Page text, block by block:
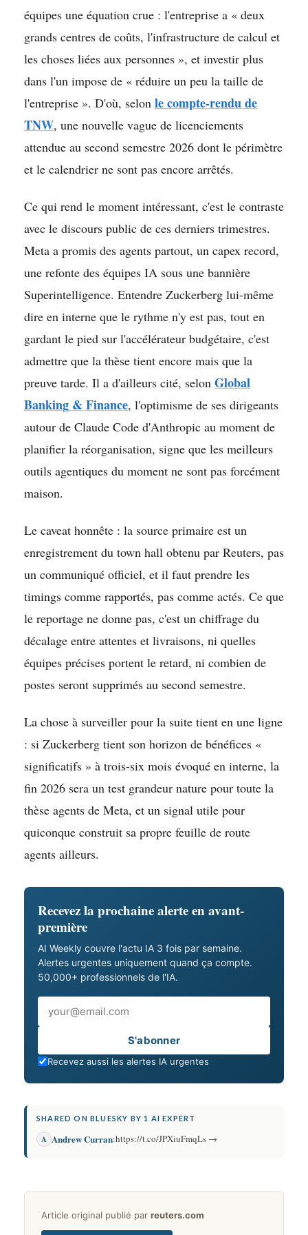
équipes une équation crue : l'entreprise a « deux
grands centres de coûts, l'infrastructure de calcul et
les choses liées aux personnes », et investir plus
dans l'un impose de « réduire un peu la taille de
l'entreprise ». D'où, selon le compte-rendu de
TNW, une nouvelle vague de licenciements
attendue au second semestre 2026 dont le périmètre
et le calendrier ne sont pas encore arrêtés.
Ce qui rend le moment intéressant, c'est le contraste
avec le discours public de ces derniers trimestres.
Meta a promis des agents partout, un capex record,
une refonte des équipes IA sous une bannière
Superintelligence. Entendre Zuckerberg lui-même
dire en interne que le rythme n'y est pas, tout en
gardant le pied sur l'accélérateur budgétaire, c'est
admettre que la thèse tient encore mais que la
preuve tarde. Il a d'ailleurs cité, selon Global
Banking & Finance, l'optimisme de ses dirigeants
autour de Claude Code d'Anthropic au moment de
planifier la réorganisation, signe que les meilleurs
outils agentiques du moment ne sont pas forcément
maison.
Le caveat honnête : la source primaire est un
enregistrement du town hall obtenu par Reuters, pas
un communiqué officiel, et il faut prendre les
timings comme rapportés, pas comme actés. Ce que
le reportage ne donne pas, c'est un chiffrage du
décalage entre attentes et livraisons, ni quelles
équipes précises portent le retard, ni combien de
postes seront supprimés au second semestre.
La chose à surveiller pour la suite tient en une ligne
: si Zuckerberg tient son horizon de bénéfices «
significatifs » à trois-six mois évoqué en interne, la
fin 2026 sera un test grandeur nature pour toute la
thèse agents de Meta, et un signal utile pour
quiconque construit sa propre feuille de route
agents ailleurs.
Recevez la prochaine alerte en avant-
première
AI Weekly couvre l'actu IA 3 fois par semaine.
Alertes urgentes uniquement quand ça compte.
50,000+ professionnels de l'IA.
S'abonner
Recevez aussi les alertes IA urgentes
SHARED ON BLUESKY BY 1 AI EXPERT
A Andrew Curran:https://t.co/JPXiuFmqLs →
Article original publié par reuters.com